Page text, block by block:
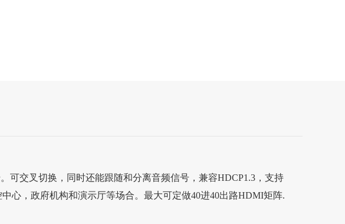
可交叉切换，同时还能跟随和分离音频信号，兼容HDCP1.3，支持
心，政府机构和演示厅等场合。最大可定做40进40出路HDMI矩阵.